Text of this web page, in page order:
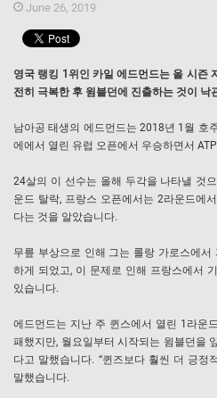
June 26, 2019
영국 랭킹 1위인 카일 에드먼드는 올 시즌
전히 극복한 후 윔블던에 진출하는 것이 낙
남아공 태생의 에드먼드는 2018년 1월 호
에에서 열린 유럽 오픈에서 우승하면서
24살의 이 선수는 올해 두각을 나타낼 것
운드 탈락, 프랑스 오픈에서는 2라운드에
다는 것을 알았습니다.
무릎 부상으로 인해 그는 롤랑 가로스에서
하게 되었고, 이 문제로 인해 프랑스에서
있습니다.
에드먼드는 지난 주 퀸스에서 열린 1라운
패했지만, 월요일부터 시작되는 윔블던을
다고 말했습니다. “퀸즈보다 훨씬 더 긍정
말했습니다.